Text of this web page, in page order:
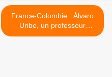
France-Colombie : Álvaro
Uribe, un professeur
embarrassant >